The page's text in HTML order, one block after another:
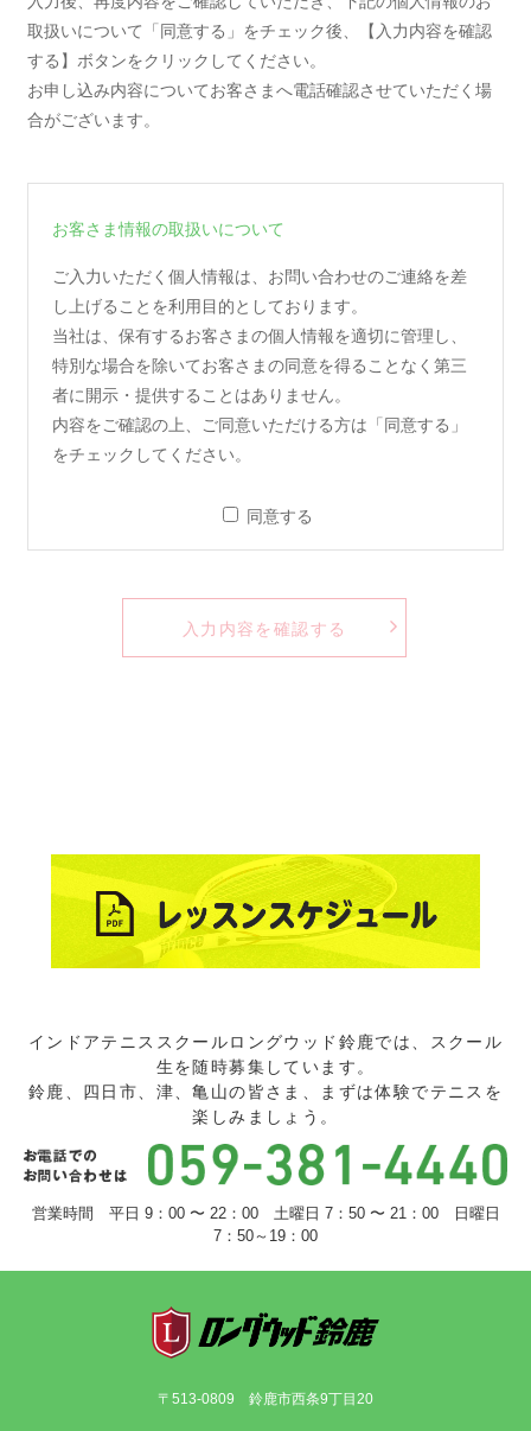
取扱いについて「同意する」をチェック後、【入力内容を確認
する】ボタンをクリックしてください。
お申し込み内容についてお客さまへ電話確認させていただく場
合がございます。
お客さま情報の取扱いについて
ご入力いただく個人情報は、お問い合わせのご連絡を差
し上げることを利用目的としております。
当社は、保有するお客さまの個人情報を適切に管理し、
特別な場合を除いてお客さまの同意を得ることなく第三
者に開示・提供することはありません。
内容をご確認の上、ご同意いただける方は「同意する」
をチェックしてください。
同意する
インドアテニススクールロングウッド鈴鹿では、スクール
生を随時募集しています。
鈴鹿、四日市、津、亀山の皆さま、まずは体験でテニスを
楽しみましょう。
営業時間 平日 9：00 〜 22：00 土曜日 7：50 〜 21：00 日曜日
7：50～19：00
〒513-0809 鈴鹿市西条9丁目20